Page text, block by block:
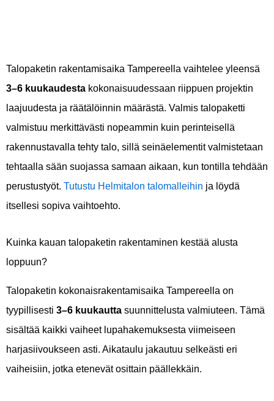
Talopaketin rakentamisaika Tampereella vaihtelee yleensä
3–6 kuukaudesta kokonaisuudessaan riippuen projektin
laajuudesta ja räätälöinnin määrästä. Valmis talopaketti
valmistuu merkittävästi nopeammin kuin perinteisellä
rakennustavalla tehty talo, sillä seinäelementit valmistetaan
tehtaalla sään suojassa samaan aikaan, kun tontilla tehdään
perustustyöt. Tutustu Helmitalon talomalleihin ja löydä
itsellesi sopiva vaihtoehto.
Kuinka kauan talopaketin rakentaminen kestää alusta
loppuun?
Talopaketin kokonaisrakentamisaika Tampereella on
tyypillisesti 3–6 kuukautta suunnittelusta valmiuteen. Tämä
sisältää kaikki vaiheet lupahakemuksesta viimeiseen
harjasiivoukseen asti. Aikataulu jakautuu selkeästi eri
vaiheisiin, jotka etenevät osittain päällekkäin.